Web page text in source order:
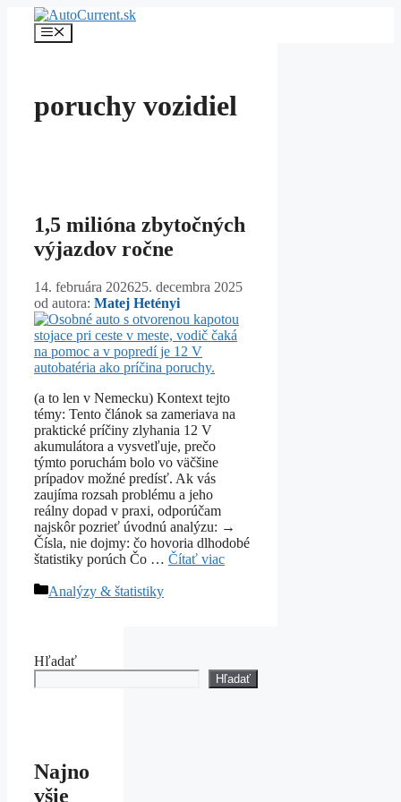
Preskočiť
obsah
Menu
poruchy vozidiel
1,5 milióna zbytočných
výjazdov ročne
14. februára 202625. decembra 2025
od autora: Matej Hetényi
(a to len v Nemecku) Kontext tejto
témy: Tento článok sa zameriava na
praktické príčiny zlyhania 12 V
akumulátora a vysvetľuje, prečo
týmto poruchám bolo vo väčšine
prípadov možné predísť. Ak vás
zaujíma rozsah problému a jeho
reálny dopad v praxi, odporúčam
najskôr pozrieť úvodnú analýzu: →
Čísla, nie dojmy: čo hovoria dlhodobé
štatistiky porúch Čo … Čítať viac
Kategórie
Analýzy & štatistiky
Hľadať
Hľadať
Najno
všie